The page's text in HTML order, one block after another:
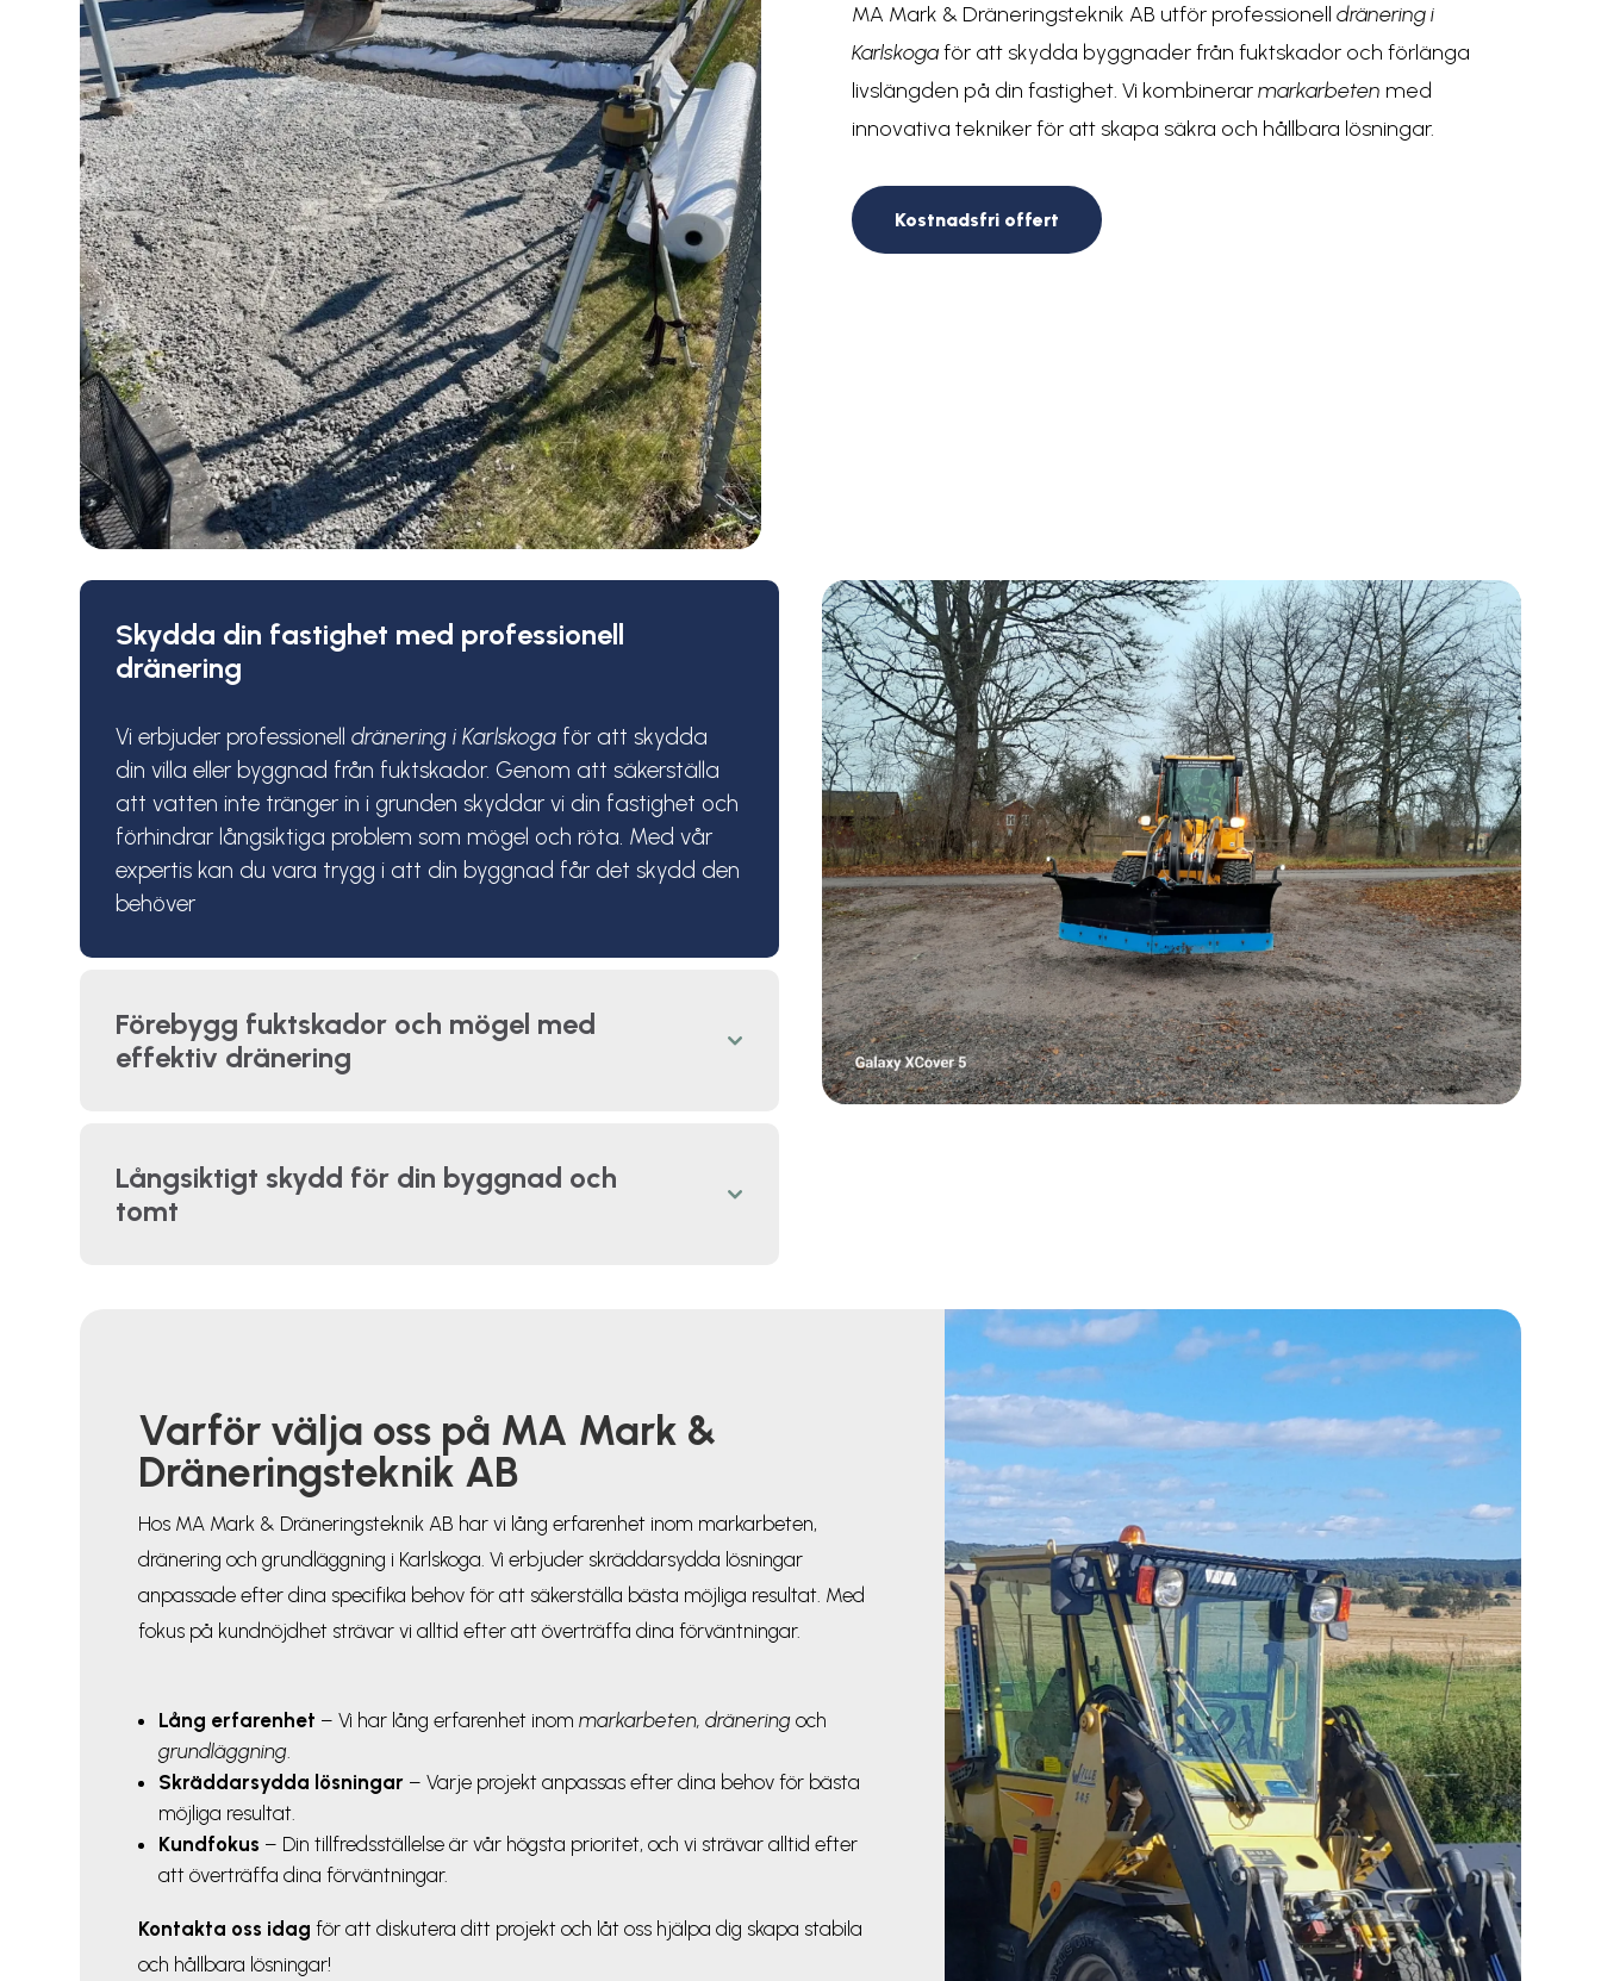
MA Mark & Dräneringsteknik AB utför professionelldränering i
Karlskogaför att skydda byggnader från fuktskador och förlänga
livslängden på din fastighet. Vi kombinerarmarkarbeten med
innovativa tekniker för att skapa säkra och hållbara lösningar.
Kostnadsfri offert
Skydda din fastighet med professionell
dränering
Vi erbjuder professionelldränering i Karlskoga för att skydda
din villa eller byggnad från fuktskador. Genom att säkerställa
att vatten inte tränger in i grunden skyddar vi din fastighet och
förhindrar långsiktiga problem som mögel och röta. Med vår
expertis kan du vara trygg i att din byggnad får det skydd den
behöver
Förebygg fuktskador och mögel med
effektiv dränering
Långsiktigt skydd för din byggnad och
tomt
Varför välja oss på MA Mark &
Dräneringsteknik AB
Hos MA Mark & Dräneringsteknik AB har vi lång erfarenhet inom markarbeten,
dränering och grundläggning i Karlskoga. Vi erbjuder skräddarsydda lösningar
anpassade efter dina specifika behov för att säkerställa bästa möjliga resultat. Med
fokus på kundnöjdhet strävar vi alltid efter att överträffa dina förväntningar.
Lång erfarenhet – Vi har lång erfarenhet inom markarbeten, dräneringoch
grundläggning.
Skräddarsydda lösningar– Varje projekt anpassas efter dina behov för bästa
möjliga resultat.
Kundfokus – Din tillfredsställelse är vår högsta prioritet, och vi strävar alltid efter
att överträffa dina förväntningar.
Kontakta oss idag för att diskutera ditt projekt och låt oss hjälpa dig skapa stabila
och hållbara lösningar!